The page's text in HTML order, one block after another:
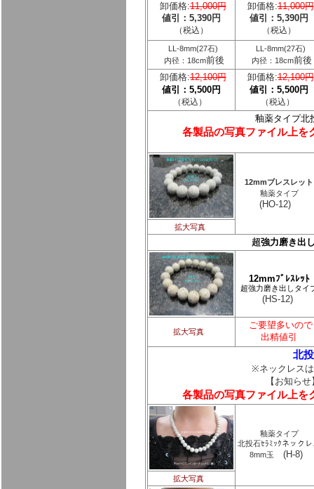
卸価格:11,000円
値引：5,390円
（税込）
卸価格:11,000円
値引：5,390円
（税込）
LL-8mm(27石)
内径：18cm前後
LL-8mm(27石)
内径：18cm前後
卸価格:12,100円
値引：5,500円
（税込）
卸価格:12,100円
値引：5,500円
（税込）
釉薬タイプ北
各製品の写真ファイル上を
12mmブレスレット
釉薬タイプ
(HO-12)
拡大写真
超強力磨き出
12mmﾌﾞﾚｽﾚｯﾄ
超強力磨き出しタイ
(HS-12)
拡大写真
ご要望多いので
出精値引
北
※ネックレス
【お知らせ
各製品の写真ファイル上を
釉薬タイプ
北投石ｾﾗﾐｯｸネックレ
8mm玉
(H-8)
拡大写真